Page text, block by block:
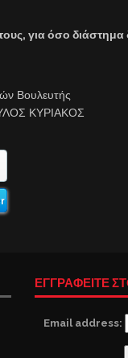
για όσο διάστημα
Βουλευτής
ΚΥΡΙΑΚΟΣ
ΕΓΓΡΑΦΕΙΤΕ
Email address: